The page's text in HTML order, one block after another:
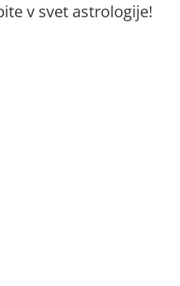
v svet astrologije!